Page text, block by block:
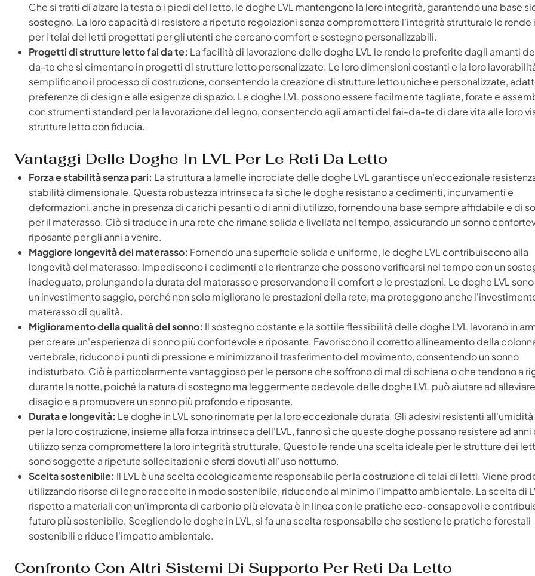
Che si tratti di alzare la testa o i piedi del letto, le doghe LVL mantengono la loro integrità, garantendo una base
sostegno. La loro capacità di resistere a ripetute regolazioni senza compromettere l'integrità strutturale le rende
per i telai dei letti progettati per gli utenti che cercano comfort e sostegno personalizzabili.
Progetti di strutture letto fai da te: La facilità di lavorazione delle doghe LVL le rende le preferite dagli amanti
da-te che si cimentano in progetti di strutture letto personalizzate. Le loro dimensioni costanti e la loro
semplificano il processo di costruzione, consentendo la creazione di strutture letto uniche e personalizzate,
preferenze di design e alle esigenze di spazio. Le doghe LVL possono essere facilmente tagliate, forate e
con strumenti standard per la lavorazione del legno, consentendo agli amanti del fai-da-te di dare vita alle loro
strutture letto con fiducia.
Vantaggi Delle Doghe In LVL Per Le Reti Da Letto
Forza e stabilità senza pari: La struttura a lamelle incrociate delle doghe LVL garantisce un'eccezionale
stabilità dimensionale. Questa robustezza intrinseca fa sì che le doghe resistano a cedimenti, incurvamenti e
deformazioni, anche in presenza di carichi pesanti o di anni di utilizzo, fornendo una base sempre affidabile e di
per il materasso. Ciò si traduce in una rete che rimane solida e livellata nel tempo, assicurando un sonno
riposante per gli anni a venire.
Maggiore longevità del materasso: Fornendo una superficie solida e uniforme, le doghe LVL contribuiscono alla
longevità del materasso. Impediscono i cedimenti e le rientranze che possono verificarsi nel tempo con un
inadeguato, prolungando la durata del materasso e preservandone il comfort e le prestazioni. Le doghe LVL
un investimento saggio, perché non solo migliorano le prestazioni della rete, ma proteggono anche
materasso di qualità.
Miglioramento della qualità del sonno: Il sostegno costante e la sottile flessibilità delle doghe LVL lavorano in
per creare un'esperienza di sonno più confortevole e riposante. Favoriscono il corretto allineamento della
vertebrale, riducono i punti di pressione e minimizzano il trasferimento del movimento, consentendo un sonno
indisturbato. Ciò è particolarmente vantaggioso per le persone che soffrono di mal di schiena o che tendono a
durante la notte, poiché la natura di sostegno ma leggermente cedevole delle doghe LVL può aiutare ad
disagio e a promuovere un sonno più profondo e riposante.
Durata e longevità: Le doghe in LVL sono rinomate per la loro eccezionale durata. Gli adesivi resistenti all'umidità
per la loro costruzione, insieme alla forza intrinseca dell'LVL, fanno sì che queste doghe possano resistere ad anni
utilizzo senza compromettere la loro integrità strutturale. Questo le rende una scelta ideale per le strutture dei
sono soggette a ripetute sollecitazioni e sforzi dovuti all'uso notturno.
Scelta sostenibile: Il LVL è una scelta ecologicamente responsabile per la costruzione di telai di letti. Viene
utilizzando risorse di legno raccolte in modo sostenibile, riducendo al minimo l'impatto ambientale. La scelta di
rispetto a materiali con un'impronta di carbonio più elevata è in linea con le pratiche eco-consapevoli e
futuro più sostenibile. Scegliendo le doghe in LVL, si fa una scelta responsabile che sostiene le pratiche forestali
sostenibili e riduce l'impatto ambientale.
Confronto Con Altri Sistemi Di Supporto Per Reti Da Letto